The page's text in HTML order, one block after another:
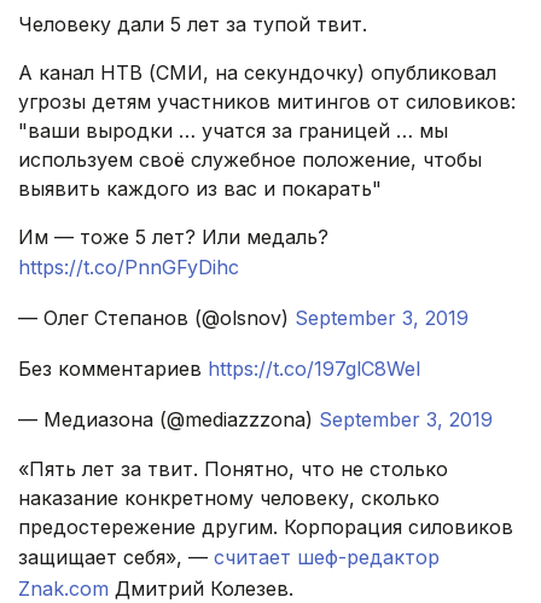
Человеку дали 5 лет за тупой твит.
А канал НТВ (СМИ, на секундочку) опубликовал
угрозы детям участников митингов от силовиков:
"ваши выродки … учатся за границей … мы
используем своё служебное положение, чтобы
выявить каждого из вас и покарать"
Им — тоже 5 лет? Или медаль?
https://t.co/PnnGFyDihc
— Олег Степанов (@olsnov) September 3, 2019
Без комментариев https://t.co/197glC8WeI
— Медиазона (@mediazzzona) September 3, 2019
«Пять лет за твит. Понятно, что не столько
наказание конкретному человеку, сколько
предостережение другим. Корпорация силовиков
защищает себя», — считает шеф-редактор
Znak.com Дмитрий Колезев.